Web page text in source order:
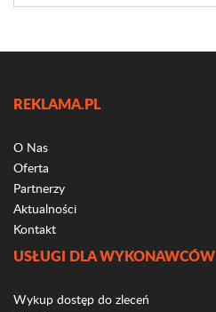
REKLAMA.PL
O Nas
Oferta
Partnerzy
Aktualności
Kontakt
USŁUGI DLA WYKONAWCÓW
Wykup dostęp do zleceń